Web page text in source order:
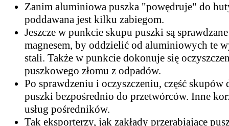
Zanim aluminiowa puszka "powędruje" do
poddawana jest kilku zabiegom.
Jeszcze w punkcie skupu puszki są sprawdzane
magnesem, by oddzielić od aluminiowych te
stali. Także w punkcie dokonuje się
puszkowego złomu z odpadów.
Po sprawdzeniu i oczyszczeniu, część skupów
puszki bezpośrednio do przetwórców. Inne
usług pośredników.
Tak eksporterzy, jak zakłady przerabiające